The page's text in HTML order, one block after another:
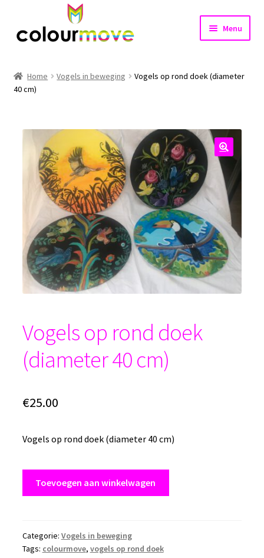
door
naar
Menu
Projecten
Nieuws
Contact
Home Vogels in beweging
Vogels op rond doek (diameter
40 cm)
🔍
Vogels op rond doek
(diameter 40 cm)
€25.00
Vogels op rond doek (diameter 40 cm)
(diameter
40
Toevoegen aan winkelwagen
Categorie: Vogels in beweging
Tags: colourmove, vogels op rond doek